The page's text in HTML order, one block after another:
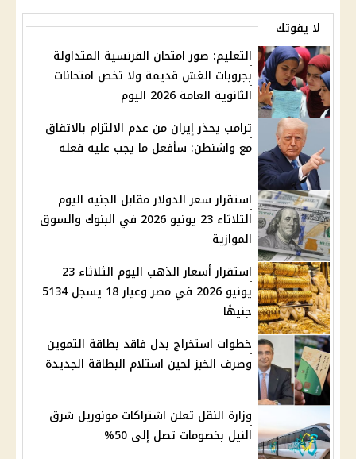
لا يفوتك
التعليم: صور امتحان الفرنسية المتداولة
بجروبات الغش قديمة ولا تخص امتحانات
الثانوية العامة 2026 اليوم
ترامب يحذر إيران من عدم الالتزام بالاتفاق
مع واشنطن: سأفعل ما يجب عليه فعله
استقرار سعر الدولار مقابل الجنيه اليوم
الثلاثاء 23 يونيو 2026 في البنوك والسوق
الموازية
استقرار أسعار الذهب اليوم الثلاثاء 23
يونيو 2026 في مصر وعيار 18 يسجل 5134
جنيهًا
خطوات استخراج بدل فاقد بطاقة التموين
وصرف الخبز لحين استلام البطاقة الجديدة
وزارة النقل تعلن اشتراكات مونوريل شرق
النيل بخصومات تصل إلى 50%